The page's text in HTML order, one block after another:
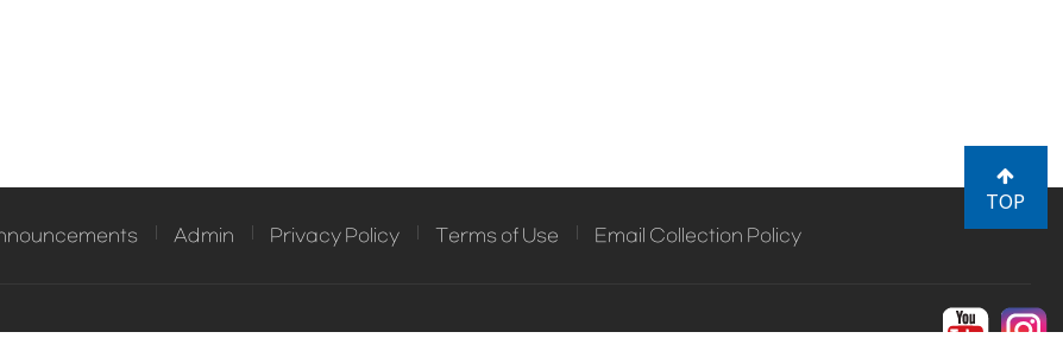
Admin Privacy Policy Terms of Use Email Collection Policy
TOP